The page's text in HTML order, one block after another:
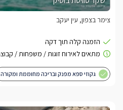
צימר בצפון, עין יעקב
גקוזי ספא מפנק ובריכה מחוממת ומקורה